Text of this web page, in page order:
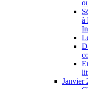
à
Janvier